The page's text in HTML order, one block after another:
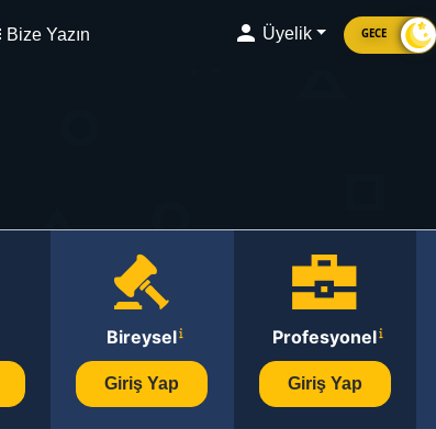
Bize Yazın Üyelik GECE
Bireysel
Giriş Yap
Profesyonel
Giriş Yap